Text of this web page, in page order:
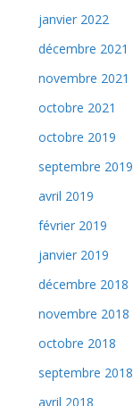
janvier 2022
décembre 2021
novembre 2021
octobre 2021
octobre 2019
septembre 2019
avril 2019
février 2019
janvier 2019
décembre 2018
novembre 2018
octobre 2018
septembre 2018
avril 2018